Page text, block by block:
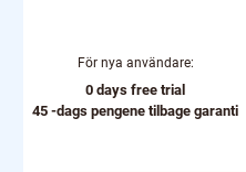
För nya användare:
0 days free trial
45 -dags pengene tilbage garanti